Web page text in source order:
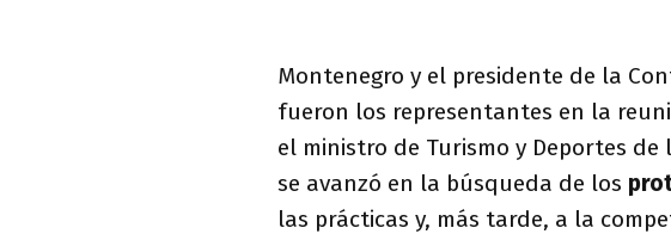
Montenegro y el presidente de la
fueron los representantes en la
el ministro de Turismo y Deportes de
se avanzó en la búsqueda de los
las prácticas y, más tarde, a la